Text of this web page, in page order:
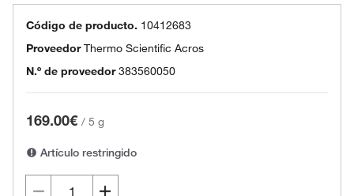
Código de producto. 10412683
ProveedorThermo Scientific Acros
N.º de proveedor 383560050
169.00€ / 5 g
Artículo restringido